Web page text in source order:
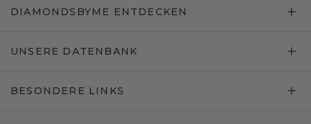
DIAMONDSBYME ENTDECKEN
UNSERE DATENBANK
BESONDERE LINKS